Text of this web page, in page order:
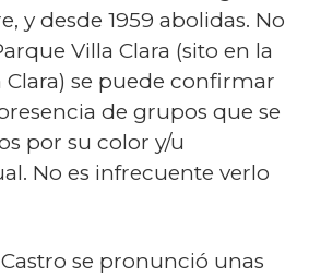
y desde 1959 abolidas. No
Villa Clara (sito en la
se puede confirmar
de grupos que se
por su color y/u
No es infrecuente verlo
se pronunció unas